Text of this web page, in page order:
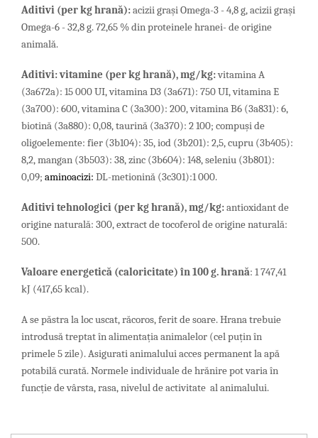
Aditivi (perkg hrană):acizii graşi Omega-3 - 4,8 g, acizii grași
Omega-6 - 32,8 g. 72,65 % din proteinele hranei- de origine
animală.
Aditivi:vitamine (perkg hrană),mg/kg:vitamina A
(3a672a): 15 000 UI, vitamina D3 (3a671): 750 UI, vitamina E
(3a700): 600, vitamina C (3a300): 200, vitamina B6 (3a831): 6,
biotină (3a880): 0,08, taurină (3a370): 2 100; compuşi de
oligoelemente: fier (3b104): 35, iod (3b201): 2,5, cupru (3b405):
8,2, mangan (3b503): 38, zinc (3b604): 148, seleniu (3b801):
0,09; aminoacizi: DL-metionină (3c301):1 000.
Aditivi tehnologici (perkg hrană), mg/kg:antioxidant de
origine naturală: 300, extract de tocoferol de origine naturală:
500.
Valoare energetică (caloricitate) în 100 g. hrană: 1 747,41
kJ (417,65 kcal).
A se păstra la loc uscat, răcoros, ferit de soare. Hrana trebuie
introdusă treptat în alimentația animalelor (cel puțin în
primele 5 zile). Asigurati animalului acces permanent la apă
potabilă curată. Normele individuale de hrănire pot varia în
funcție de vârsta, rasa, nivelul de activitate al animalului.